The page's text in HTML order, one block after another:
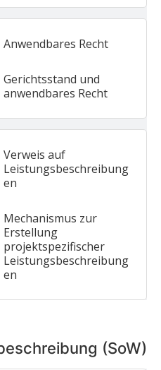
Anwendbares Recht
Gerichtsstand und
anwendbares Recht
Verweis auf
Leistungsbeschreibung
en
Mechanismus zur
Erstellung
projektspezifischer
Leistungsbeschreibung
en
(SoW)